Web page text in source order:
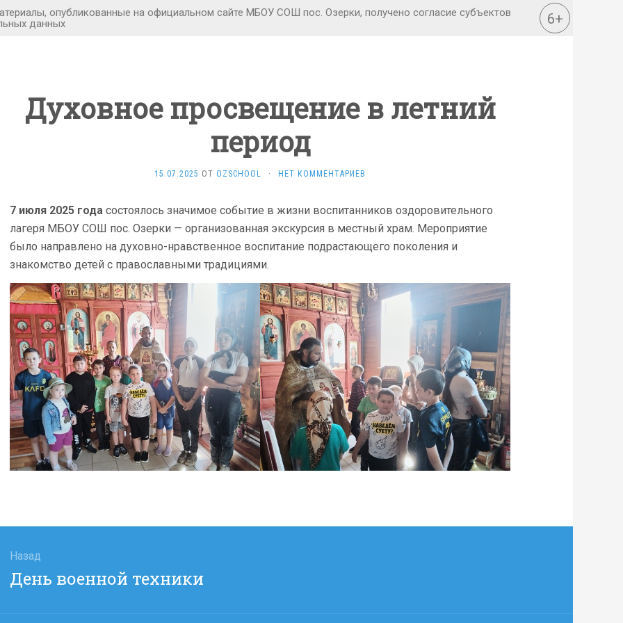
Духовное просвещение в летний
период
15.07.2025 ОТ OZSCHOOL · НЕТ КОММЕНТАРИЕВ
7 июля 2025 года состоялось значимое событие в жизни воспитанников оздоровительного
лагеря МБОУ СОШ пос. Озерки — организованная экскурсия в местный храм. Мероприятие
было направлено на духовно-нравственное воспитание подрастающего поколения и
знакомство детей с православными традициями.
Назад
Предыдущая
запись:
День военной техники